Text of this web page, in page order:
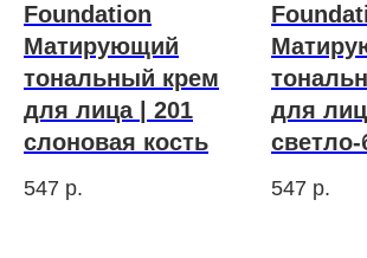
Foundation
Матирующий
тональный крем
для лица | 201
слоновая кость
547 р.
для
547 р.